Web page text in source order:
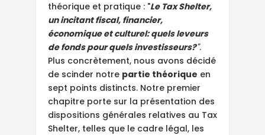
théorique et pratique : "Le Tax Shelter,
un incitant fiscal, financier,
économique et culturel: quels leveurs
de fonds pour quels investisseurs?".
Plus concrètement, nous avons décidé
de scinder notre partie théorique en
sept points distincts. Notre premier
chapitre porte sur la présentation des
dispositions générales relatives au Tax
Shelter, telles que le cadre légal, les